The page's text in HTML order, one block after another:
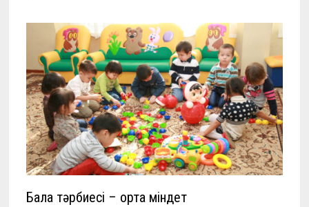
Бала тәрбиесі – ортақ міндет